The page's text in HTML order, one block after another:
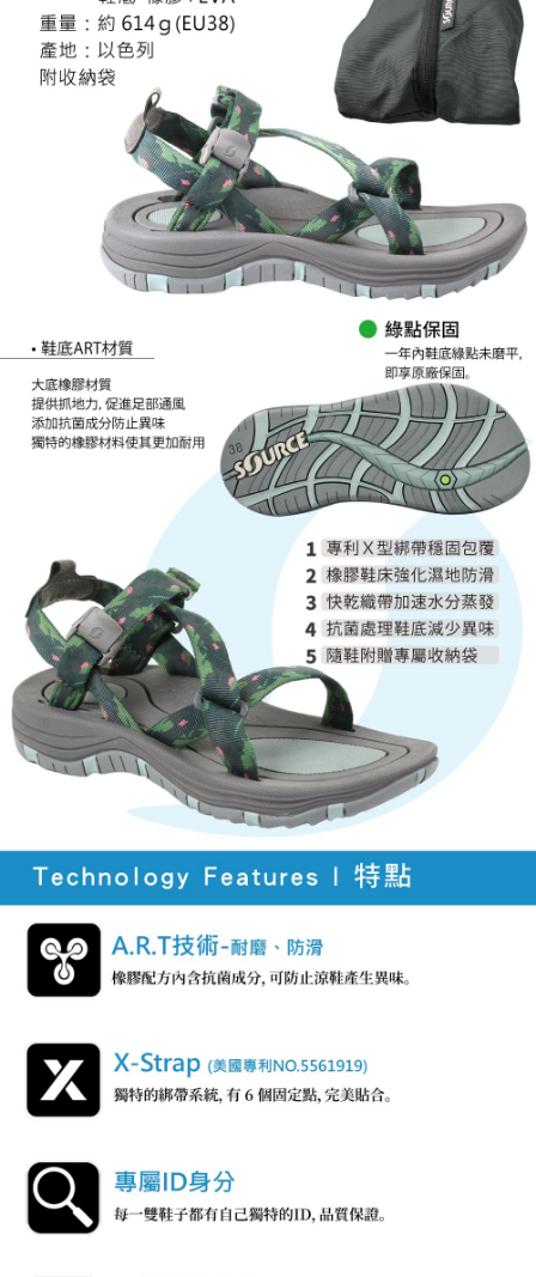
權轉讓予恩沛科技股份有限公司。
２．關於個人資料處理事宜，請瀏覽以下網址：
https://aftee.tw/terms/#terms3
３．未成年的使用者請事先徵得法定代理人或監護人之同意方可使用
「AFTEE先享後付」，若未經同意申辦者引起之損失，本公司不負相關責
４．使用「AFTEE先享後付」時，將依據個別帳號之用戶狀況，依本公司即
時審查核予不同之上限額度；若仍有額度不足之情形，本公司將視審查結果
請求用戶進行身份認證。
５．嚴禁一人註冊多個帳號或使用他人資訊註冊。若發現惡意使用之情形，
恩沛科技股份有限公司將有權停止該用戶之使用額度並採取法律行動。